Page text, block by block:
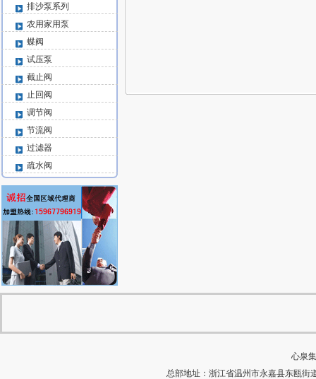
排沙泵系列
农用家用泵
蝶阀
试压泵
截止阀
止回阀
调节阀
节流阀
过滤器
疏水阀
心泉
总部地址：浙江省温州市永嘉县东瓯街